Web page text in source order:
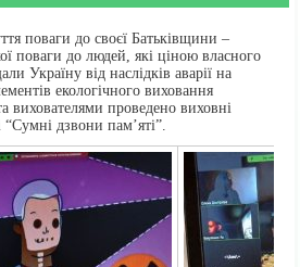
поваги до своєї Батьківщини –
поваги до людей, які ціною власного
Україну від наслідків аварії на
екологічного виховання
вихователями проведено виховні
дзвони пам’яті”.